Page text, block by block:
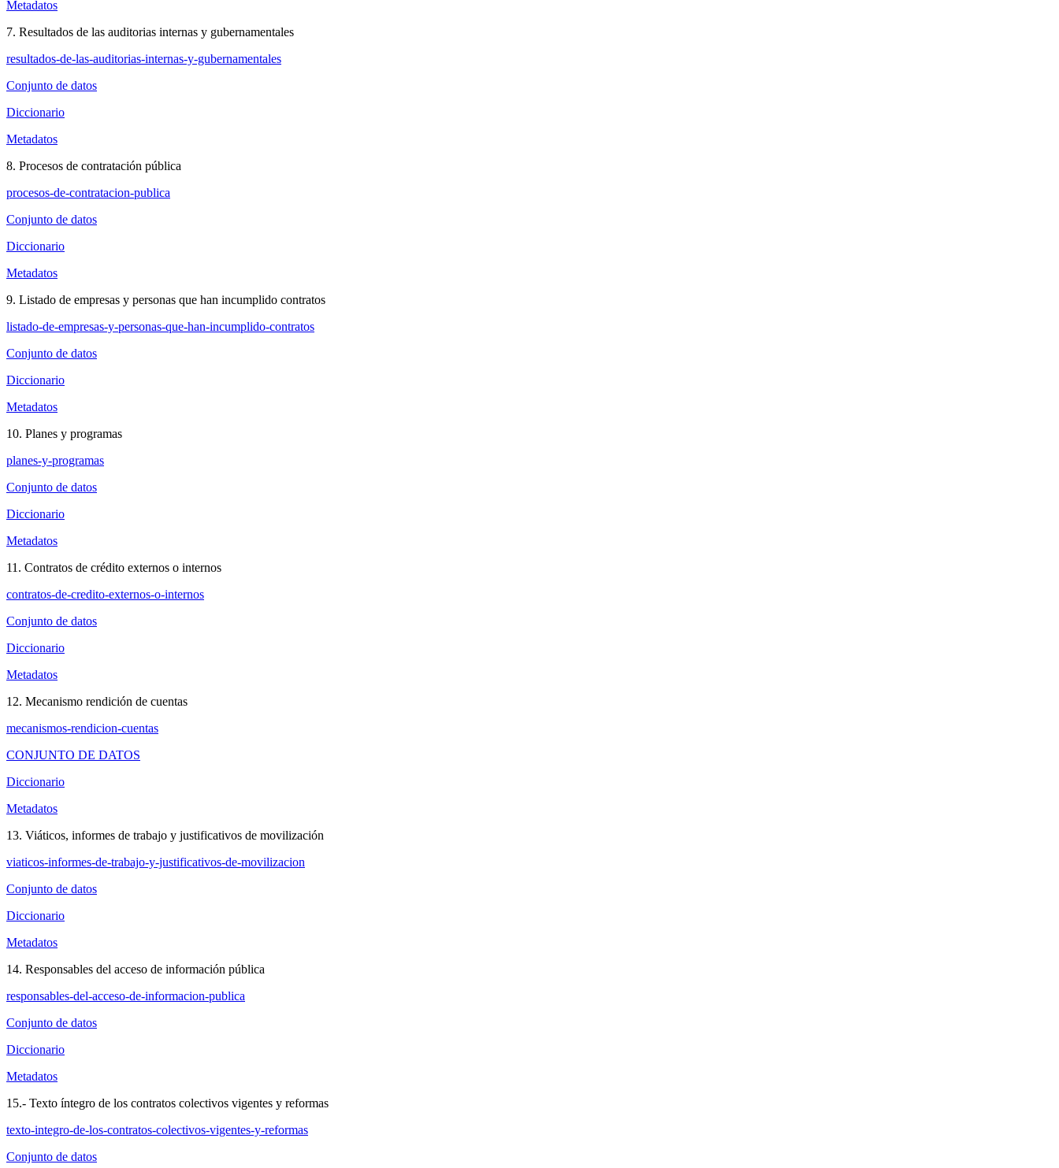
Metadatos
7. Resultados de las auditorias internas y gubernamentales
resultados-de-las-auditorias-internas-y-gubernamentales
Conjunto de datos
Diccionario
Metadatos
8. Procesos de contratación pública
procesos-de-contratacion-publica
Conjunto de datos
Diccionario
Metadatos
9. Listado de empresas y personas que han incumplido contratos
listado-de-empresas-y-personas-que-han-incumplido-contratos
Conjunto de datos
Diccionario
Metadatos
10. Planes y programas
planes-y-programas
Conjunto de datos
Diccionario
Metadatos
11. Contratos de crédito externos o internos
contratos-de-credito-externos-o-internos
Conjunto de datos
Diccionario
Metadatos
12. Mecanismo rendición de cuentas
mecanismos-rendicion-cuentas
CONJUNTO DE DATOS
Diccionario
Metadatos
13. Viáticos, informes de trabajo y justificativos de movilización
viaticos-informes-de-trabajo-y-justificativos-de-movilizacion
Conjunto de datos
Diccionario
Metadatos
14. Responsables del acceso de información pública
responsables-del-acceso-de-informacion-publica
Conjunto de datos
Diccionario
Metadatos
15.- Texto íntegro de los contratos colectivos vigentes y reformas
texto-integro-de-los-contratos-colectivos-vigentes-y-reformas
Conjunto de datos